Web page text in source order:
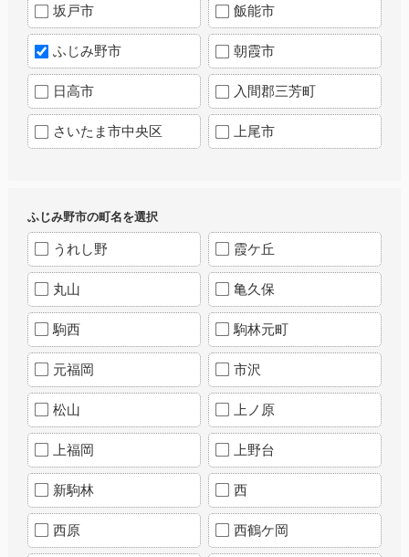
坂戸市 飯能市
ふじみ野市 朝霞市
日高市 入間郡三芳町
さいたま市中央区 上尾市
ふじみ野市の町名を選択
うれし野 霞ケ丘
丸山 亀久保
駒西 駒林元町
元福岡 市沢
松山 上ノ原
上福岡 上野台
新駒林 西
西原 西鶴ケ岡